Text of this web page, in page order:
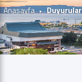
Anasayfa Duyurular